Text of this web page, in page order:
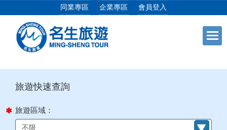
同業專區 企業專區 會員登入
日本專館 +
郵輪假期
目前位置： 首頁 列表
旅遊區域：